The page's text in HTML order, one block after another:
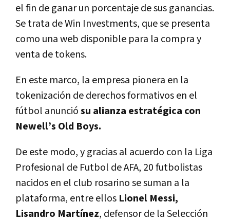
el fin de ganar un porcentaje de sus ganancias.
Se trata de Win Investments, que se presenta
como una web disponible para la compra y
venta de tokens.
En este marco, la empresa pionera en la
tokenización de derechos formativos en el
fútbol anunciósu alianza estratégica con
Newell’s Old Boys.
De este modo, y gracias al acuerdo con la Liga
Profesional de Futbol de AFA, 20 futbolistas
nacidos en el club rosarino se suman a la
plataforma, entre ellos Lionel Messi,
Lisandro Martínez, defensor de la Selección